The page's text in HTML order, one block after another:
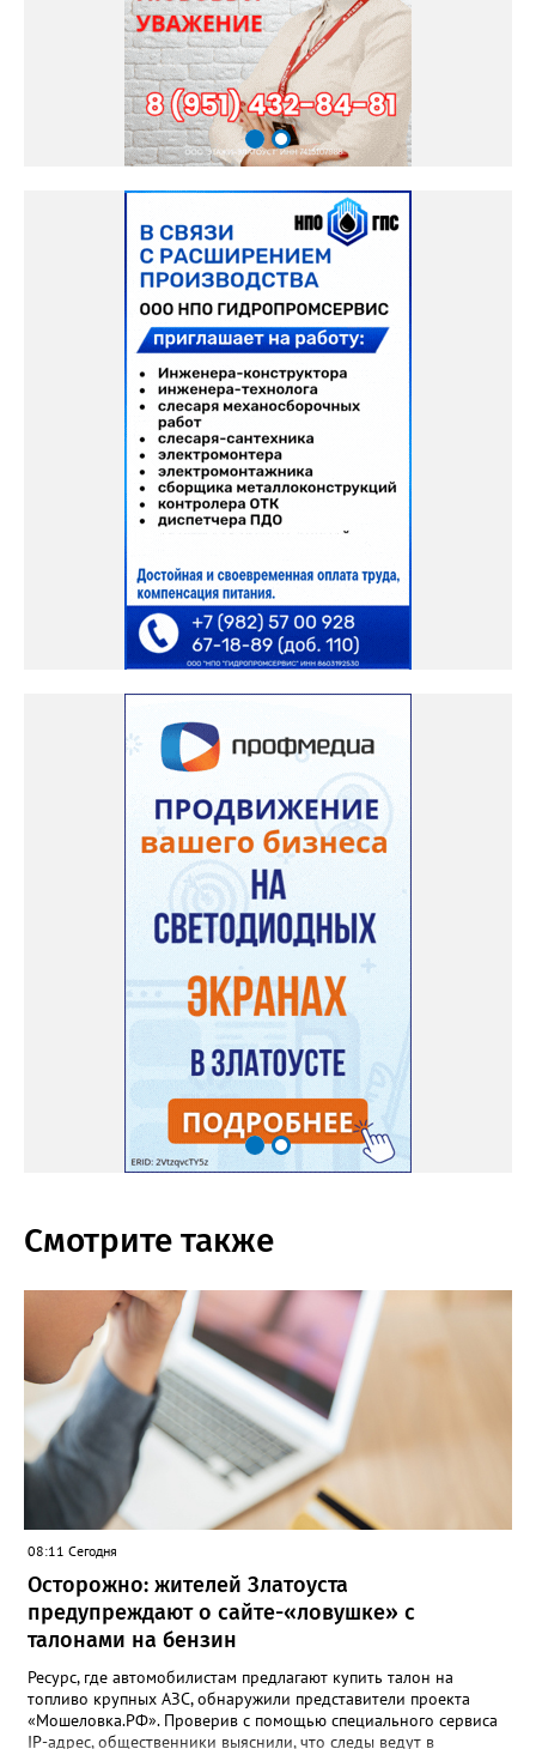
Смотрите также
08:11 Сегодня
Осторожно: жителей Златоуста
предупреждают о сайте-«ловушке» с
талонами на бензин
Ресурс, где автомобилистам предлагают купить талон на
топливо крупных АЗС, обнаружили представители проекта
«Мошеловка.РФ». Проверив с помощью специального сервиса
IP-адрес, общественники выяснили, что следы ведут в